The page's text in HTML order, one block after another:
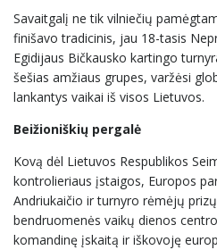
Savaitgalį ne tik vilniečių
finišavo tradicinis, jau 18-tasis
Egidijaus Bičkausko kartingo
šešias amžiaus grupes, varžėsi
lankantys vaikai iš visos Lietuvos.
Beižioniškių pergalė
Kovą dėl Lietuvos Respublikos
kontrolieriaus įstaigos, Europos
Andriukaičio ir turnyro rėmėjų
bendruomenės vaikų dienos
komandinę įskaitą ir iškovoję